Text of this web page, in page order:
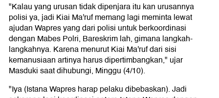
"Kalau yang urusan tidak dipenjara itu kan urusannya
polisi ya, jadi Kiai Ma'ruf memang lagi meminta lewat
ajudan Wapres yang dari polisi untuk berkoordinasi
dengan Mabes Polri, Bareskrim lah, gimana langkah-
langkahnya. Karena menurut Kiai Ma'ruf dari sisi
kemanusiaan artinya harus dipertimbangkan," ujar
Masduki saat dihubungi, Minggu (4/10).
"Iya (Istana Wapres harap pelaku dibebaskan). Jadi